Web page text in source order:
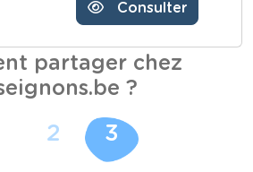
Consulter
partager chez
?
2 3